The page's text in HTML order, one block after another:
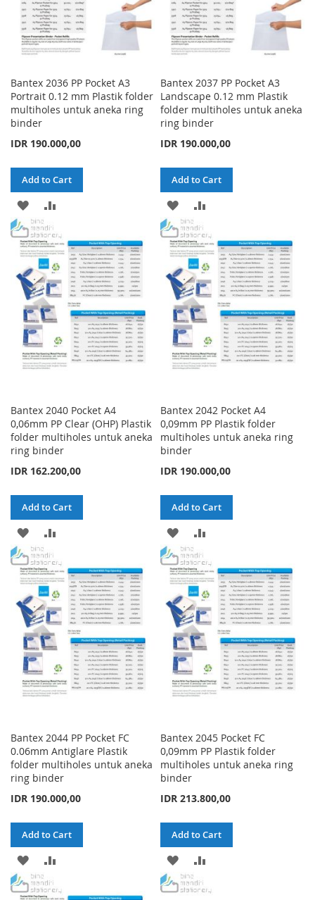
Bantex 2036 PP Pocket A3
Portrait 0.12 mm Plastik folder
multiholes untuk aneka ring
binder
IDR 190.000,00
Add to Cart
ADD
TO
WISH
LIST
COMPARE
Bantex 2037 PP Pocket A3
Landscape 0.12 mm Plastik
folder multiholes untuk aneka
ring binder
IDR 190.000,00
Add to Cart
ADD
TO
WISH
LIST
COMPARE
Bantex 2040 Pocket A4
0,06mm PP Clear (OHP) Plastik
folder multiholes untuk aneka
ring binder
IDR 162.200,00
Add to Cart
ADD
TO
WISH
LIST
COMPARE
Bantex 2042 Pocket A4
0,09mm PP Plastik folder
multiholes untuk aneka ring
binder
IDR 190.000,00
Add to Cart
ADD
TO
WISH
LIST
COMPARE
Bantex 2044 PP Pocket FC
0.06mm Antiglare Plastik
folder multiholes untuk aneka
ring binder
IDR 190.000,00
Add to Cart
ADD
TO
Bantex 2045 Pocket FC
0,09mm PP Plastik folder
multiholes untuk aneka ring
binder
IDR 213.800,00
Add to Cart
ADD
TO